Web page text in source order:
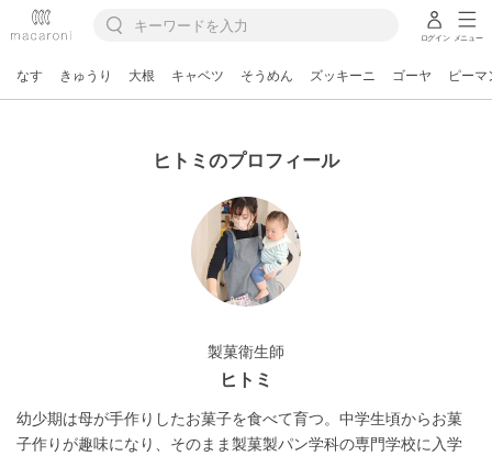
ログイン メニュー
なす きゅうり 大根 キャベツ そうめん ズッキーニ ゴーヤ ピーマ
ヒトミのプロフィール
製菓衛生師
ヒトミ
幼少期は母が手作りしたお菓子を食べて育つ。中学生頃からお菓
子作りが趣味になり、そのまま製菓製パン学科の専門学校に入学